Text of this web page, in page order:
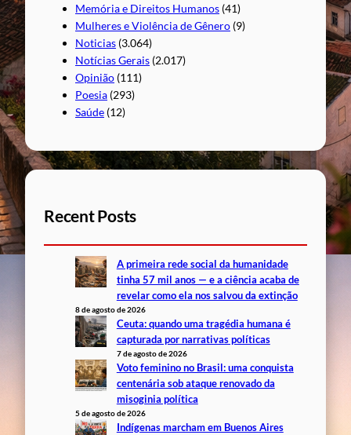
Memória e Direitos Humanos (41)
Mulheres e Violência de Gênero (9)
Noticias (3.064)
Notícias Gerais (2.017)
Opinião (111)
Poesia (293)
Saúde (12)
Recent Posts
A primeira rede social da humanidade
tinha 57 mil anos — e a ciência acaba de
revelar como ela nos salvou da extinção
8 de agosto de 2026
Ceuta: quando uma tragédia humana é
capturada por narrativas políticas
7 de agosto de 2026
Voto feminino no Brasil: uma conquista
centenária sob ataque renovado da
misoginia política
5 de agosto de 2026
Indígenas marcham em Buenos Aires